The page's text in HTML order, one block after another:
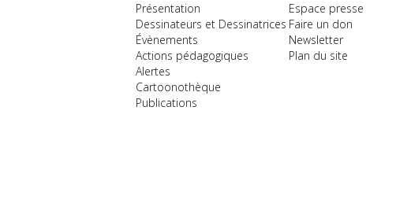
Présentation
Dessinateurs et Dessinatrices
Évènements
Actions pédagogiques
Alertes
Cartoonothèque
Publications
Espace presse
Faire un don
Newsletter
Plan du site